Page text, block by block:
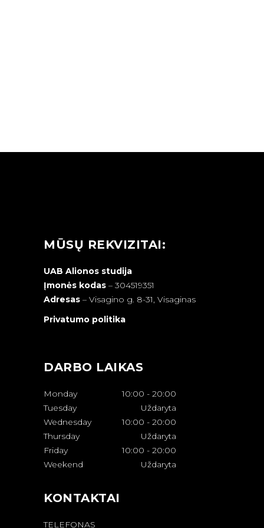
MŪSŲ REKVIZITAI:
UAB Alionos studija
Įmonės kodas – 304519351
Adresas – Visagino g. 8-31, Visaginas
Privatumo politika
DARBO LAIKAS
Monday 10:00 - 20:00
Tuesday
Uždaryta
Wednesday
10:00 - 20:00
Thursday
Uždaryta
Friday
10:00 - 20:00
Weekend
Uždaryta
KONTAKTAI
TELEFONAS